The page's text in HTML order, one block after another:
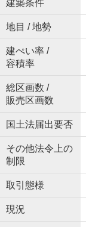
建築条件
地目 / 地勢
建ぺい率 /
容積率
総区画数 /
販売区画数
国土法届出要否
その他法令上の
制限
取引態様
現況